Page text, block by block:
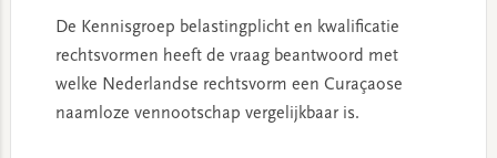
De Kennisgroep belastingplicht en kwalificatie
rechtsvormen heeft de vraag beantwoord met
welke Nederlandse rechtsvorm een Curaçaose
naamloze vennootschap vergelijkbaar is.